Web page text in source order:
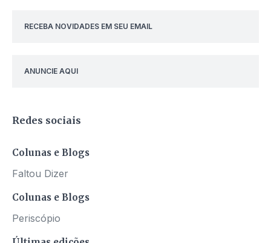
RECEBA NOVIDADES EM SEU EMAIL
ANUNCIE AQUI
Redes sociais
Colunas e Blogs
Faltou Dizer
Colunas e Blogs
Periscópio